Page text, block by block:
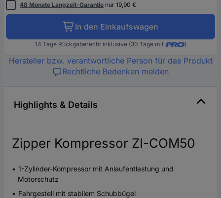
48 Monate Langzeit-Garantie nur 19,90 €
In den Einkaufswagen
14 Tage Rückgaberecht inklusive (30 Tage mit )
Hersteller bzw. verantwortliche Person für das Produkt
Rechtliche Bedenken melden
Highlights & Details
Zipper Kompressor ZI-COM50
1-Zylinder-Kompressor mit Anlaufentlastung und
Motorschutz
Fahrgestell mit stabilem Schubbügel